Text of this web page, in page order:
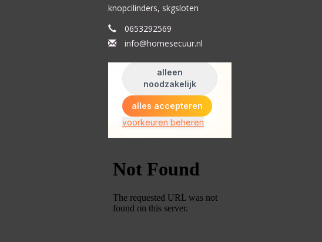
knopcilinders, skgsloten
0653292569
info@homesecuur.nl